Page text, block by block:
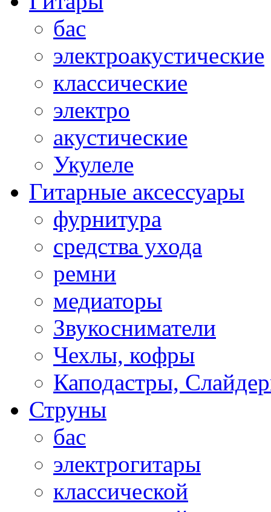
бас
электроакустические
классические
электро
акустические
Укулеле
Гитарные аксессуары
фурнитура
средства ухода
ремни
медиаторы
Звукосниматели
Чехлы, кофры
Каподастры,
Струны
бас
электрогитары
классической